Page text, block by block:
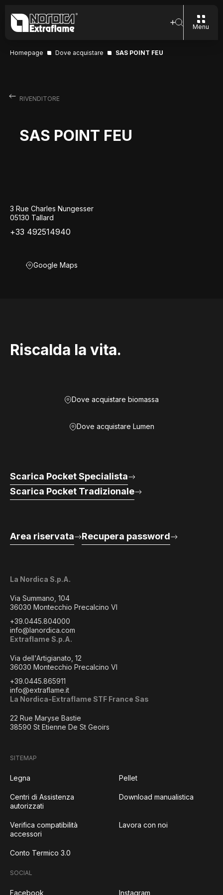
Menu
Homepage Dove acquistare SAS POINT FEU
RIVENDITORE
SAS POINT FEU
3 Rue Charles Nungesser
05130 Tallard
+33 492514940
Google Maps
Riscalda la vita.
Dove acquistare biomassa
Dove acquistare Lumen
La Nordica S.p.A.
Via Summano, 104
36030 Montecchio Precalcino VI
+39.0445.804000
info@lanordica.com
Extraflame S.p.A.
Via dell'Artigianato, 12
36030 Montecchio Precalcino VI
+39.0445.865911
info@extraflame.it
La Nordica-Extraflame STF France Sas
22 Rue Maryse Bastie
38590 St Etienne De St Geoirs
Scarica Pocket Specialista
Scarica Pocket Tradizionale
Area riservata Recupera password
SITEMAP
Legna Pellet
Centri di Assistenza
autorizzati
Download manualistica
Verifica compatibilità
accessori
Lavora con noi
Conto Termico 3.0
SOCIAL
Facebook Instagram